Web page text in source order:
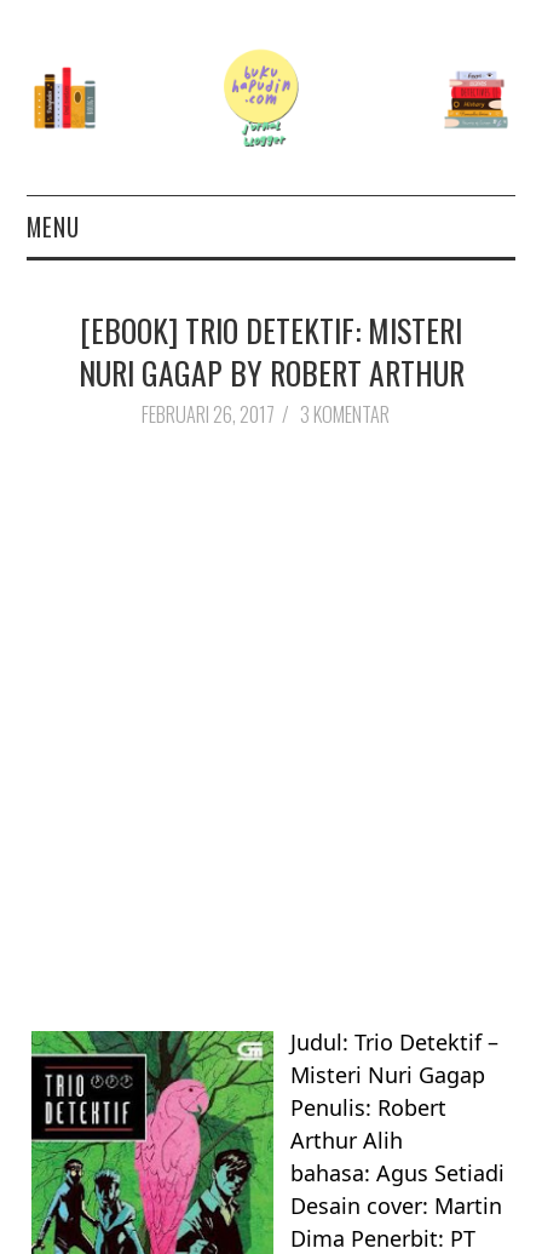
MENU
AUTHOR
26 BOOKS FOR 2026
[EBOOK] TRIO DETEKTIF: MISTERI
NURI GAGAP BY ROBERT ARTHUR
FEBRUARI 26, 2017 / 3 KOMENTAR
Judul: Trio Detektif –
Misteri Nuri Gagap
Penulis: Robert
Arthur Alih
bahasa: Agus Setiadi
Desain cover: Martin
Dima Penerbit: PT